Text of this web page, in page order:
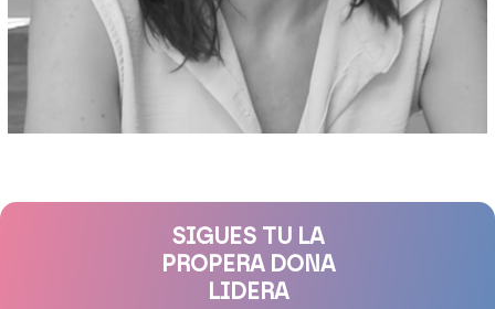
SIGUES TU LA
PROPERA DONA
LIDERA